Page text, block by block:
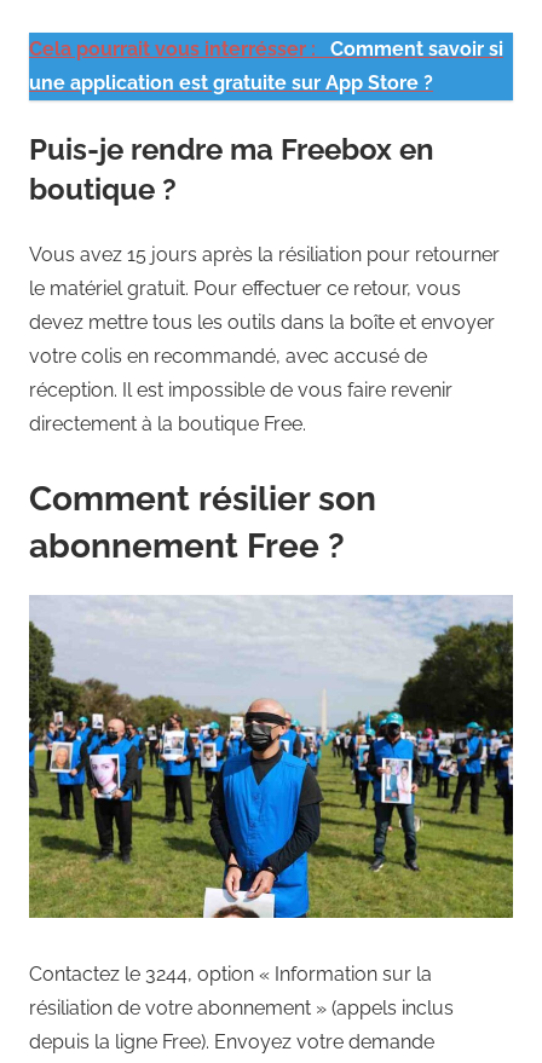
Cela pourrait vous interrésser :
Comment savoir si
une application est gratuite sur App Store ?
Puis-je rendre ma Freebox en
boutique ?
Vous avez 15 jours après la résiliation pour retourner
le matériel gratuit. Pour effectuer ce retour, vous
devez mettre tous les outils dans la boîte et envoyer
votre colis en recommandé, avec accusé de
réception. Il est impossible de vous faire revenir
directement à la boutique Free.
Comment résilier son
abonnement Free ?
Contactez le 3244, option « Information sur la
résiliation de votre abonnement » (appels inclus
depuis la ligne Free). Envoyez votre demande